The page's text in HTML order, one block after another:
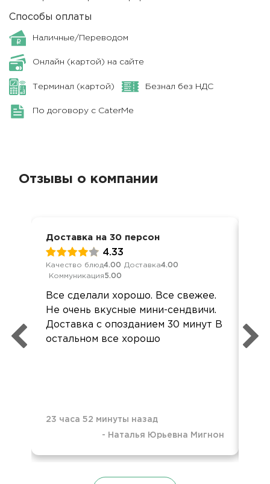
Способы оплаты
Наличные/Переводом
Онлайн (картой) на сайте
Терминал (картой) Безнал без НДС
По договору с CaterMe
Отзывы о компании
Доставка на 30 персон
4.33
Качество блюд4.00 Доставка4.00
Коммуникация5.00
Все сделали хорошо. Все свежее.
Не очень вкусные мини-сендвичи.
Доставка с опозданием 30 минут В
остальном все хорошо
23 часа 52 минуты назад
- Наталья Юрьевна Мигнон